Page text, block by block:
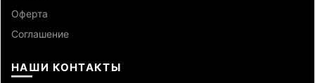
Оферта
Cоглашение
НАШИ КОНТАКТЫ